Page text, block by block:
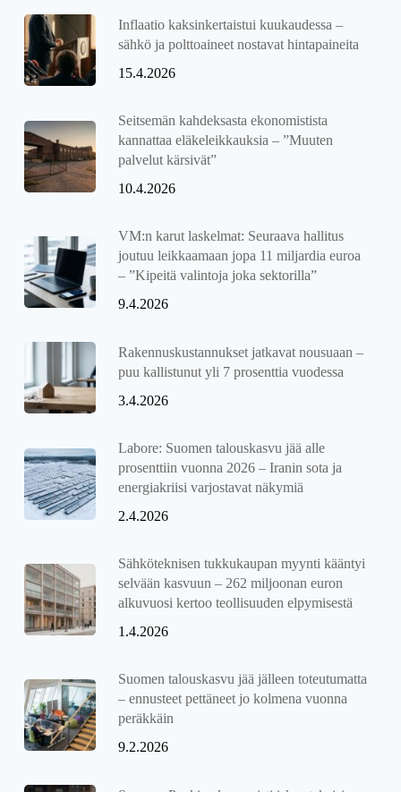
Inflaatio kaksinkertaistui kuukaudessa –
sähkö ja polttoaineet nostavat hintapaineita
15.4.2026
Seitsemän kahdeksasta ekonomistista
kannattaa eläkeleikkauksia – ”Muuten
palvelut kärsivät”
10.4.2026
VM:n karut laskelmat: Seuraava hallitus
joutuu leikkaamaan jopa 11 miljardia euroa
– ”Kipeitä valintoja joka sektorilla”
9.4.2026
Rakennuskustannukset jatkavat nousuaan –
puu kallistunut yli 7 prosenttia vuodessa
3.4.2026
Labore: Suomen talouskasvu jää alle
prosenttiin vuonna 2026 – Iranin sota ja
energiakriisi varjostavat näkymiä
2.4.2026
Sähköteknisen tukkukaupan myynti kääntyi
selvään kasvuun – 262 miljoonan euron
alkuvuosi kertoo teollisuuden elpymisestä
1.4.2026
Suomen talouskasvu jää jälleen toteutumatta
– ennusteet pettäneet jo kolmena vuonna
peräkkäin
9.2.2026